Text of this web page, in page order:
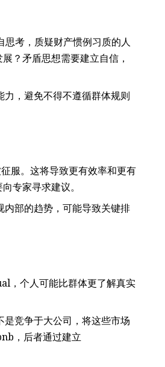
考，质疑财产惯例习质的人
？矛盾思想需要建立自信，
，避免不得不遵循群体规则
服。这将导致更有效率和更有
专家寻求建议。
部的趋势，可能导致关键排
，个人可能比群体更了解真实
竞争于大公司，将这些市场
，后者通过建立